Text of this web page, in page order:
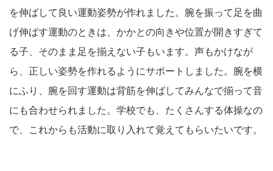
を伸ばして良い運動姿勢が作れました。腕を振って足を曲
げ伸ばす運動のときは、かかとの向きや位置が開きすぎて
る子、そのまま足を揃えない子もいます。声もかけなが
ら、正しい姿勢を作れるようにサポートしました。腕を横
にふり、腕を回す運動は背筋を伸ばしてみんなで揃って音
にも合わせられました。学校でも、たくさんする体操なの
で、これからも活動に取り入れて覚えてもらいたいです。